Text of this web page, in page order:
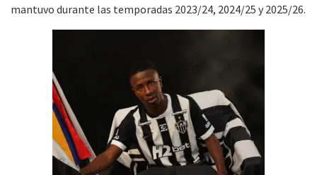
mantuvo durante las temporadas 2023/24, 2024/25 y 2025/26.